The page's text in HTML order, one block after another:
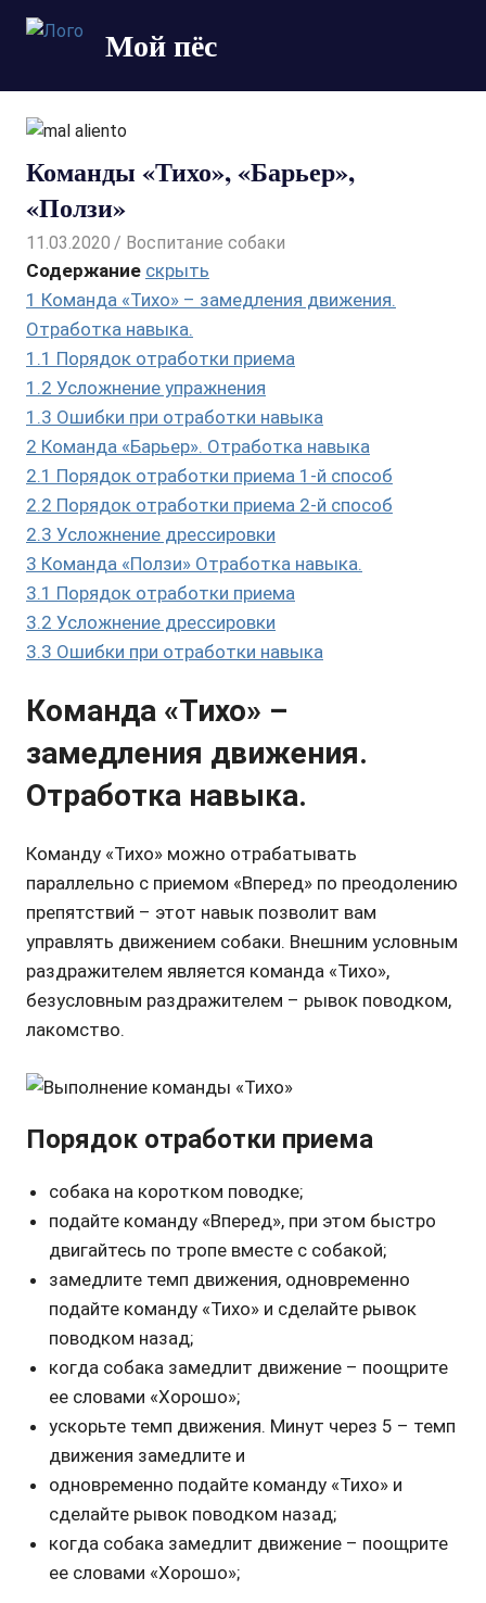
Пропустить
к
содержимому
Мой пёс
собаках
начинающих
собаководов
Команды «Тихо», «Барьер»,
«Ползи»
11.03.2020 admin
Воспитание собаки
Содержание скрыть
1 Команда «Тихо» – замедления движения.
Отработка навыка.
1.1 Порядок отработки приема
1.2 Усложнение упражнения
1.3 Ошибки при отработки навыка
2 Команда «Барьер». Отработка навыка
2.1 Порядок отработки приема 1-й способ
2.2 Порядок отработки приема 2-й способ
2.3 Усложнение дрессировки
3 Команда «Ползи» Отработка навыка.
3.1 Порядок отработки приема
3.2 Усложнение дрессировки
3.3 Ошибки при отработки навыка
Команда «Тихо» –
замедления движения.
Отработка навыка.
Команду «Тихо» можно отрабатывать
параллельно с приемом «Вперед» по преодолению
препятствий – этот навык позволит вам
управлять движением собаки. Внешним условным
раздражителем является команда «Тихо»,
безусловным раздражителем – рывок поводком,
лакомство.
Порядок отработки приема
собака на коротком поводке;
подайте команду «Вперед», при этом быстро
двигайтесь по тропе вместе с собакой;
замедлите темп движения, одновременно
подайте команду «Тихо» и сделайте рывок
поводком назад;
когда собака замедлит движение – поощрите
ее словами «Хорошо»;
ускорьте темп движения. Минут через 5 – темп
движения замедлите и
одновременно подайте команду «Тихо» и
сделайте рывок поводком назад;
когда собака замедлит движение – поощрите
ее словами «Хорошо»;